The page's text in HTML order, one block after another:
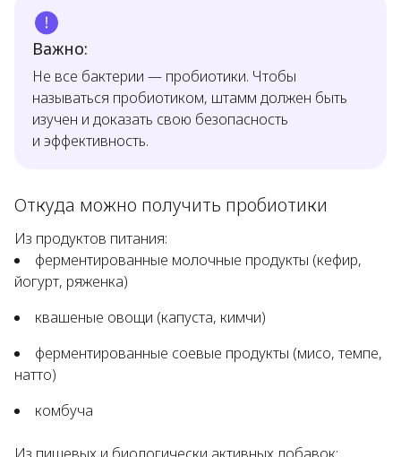
Важно:
Не все бактерии — пробиотики. Чтобы
называться пробиотиком, штамм должен быть
изучен и доказать свою безопасность
и эффективность.
Откуда можно получить пробиотики
Из продуктов питания:
ферментированные молочные продукты (кефир,
йогурт, ряженка)
квашеные овощи (капуста, кимчи)
ферментированные соевые продукты (мисо, темпе,
натто)
комбуча